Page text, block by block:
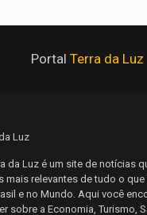
Portal Terra da Luz
Luz
da Luz é um site de notícias
mais relevantes de tudo o que
e no Mundo. Aqui você
sobre a Economia, Turismo,